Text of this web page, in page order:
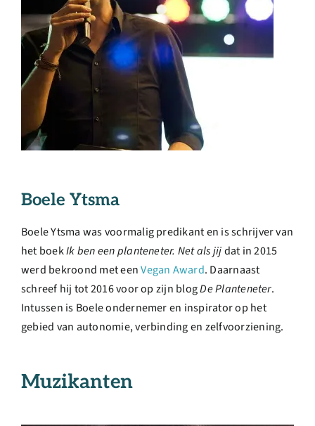
Boele Ytsma
Boele Ytsma was voormalig predikant en is schrijver van
het boekIk ben een planteneter. Net als jijdat in 2015
werd bekroond met eenVegan Award. Daarnaast
schreef hij tot 2016 voor op zijn blogDe Planteneter.
Intussen is Boele ondernemer en inspirator op het
gebied van autonomie, verbinding en zelfvoorziening.
Muzikanten